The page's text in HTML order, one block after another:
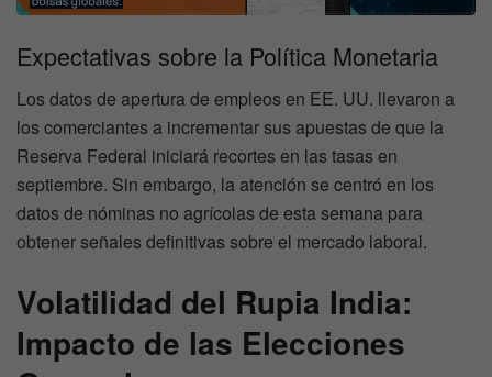
Expectativas sobre la Política Monetaria
Los datos de apertura de empleos en EE. UU. llevaron a
los comerciantes a incrementar sus apuestas de que la
Reserva Federal iniciará recortes en las tasas en
septiembre. Sin embargo, la atención se centró en los
datos de nóminas no agrícolas de esta semana para
obtener señales definitivas sobre el mercado laboral.
Volatilidad del Rupia India:
Impacto de las Elecciones